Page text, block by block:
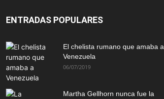
ENTRADAS POPULARES
El chelista rumano que amaba a
Venezuela
06/07/2019
Martha Gellhorn nunca fue la